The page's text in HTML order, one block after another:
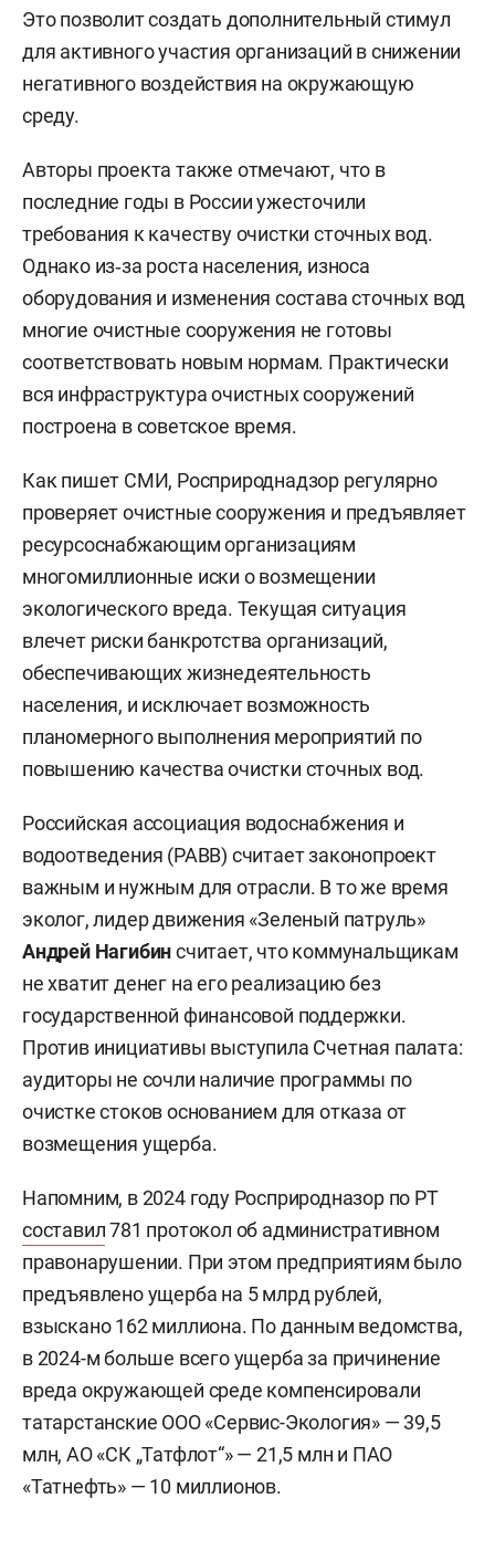
Это позволит создать дополнительный стимул
для активного участия организаций в снижении
негативного воздействия на окружающую
среду.
Авторы проекта также отмечают, что в
последние годы в России ужесточили
требования к качеству очистки сточных вод.
Однако из‑за роста населения, износа
оборудования и изменения состава сточных вод
многие очистные сооружения не готовы
соответствовать новым нормам. Практически
вся инфраструктура очистных сооружений
построена в советское время.
Как пишет СМИ, Росприроднадзор регулярно
проверяет очистные сооружения и предъявляет
ресурсоснабжающим организациям
многомиллионные иски о возмещении
экологического вреда. Текущая ситуация
влечет риски банкротства организаций,
обеспечивающих жизнедеятельность
населения, и исключает возможность
планомерного выполнения мероприятий по
повышению качества очистки сточных вод.
Российская ассоциация водоснабжения и
водоотведения (РАВВ) считает законопроект
важным и нужным для отрасли. В то же время
эколог, лидер движения «Зеленый патруль»
Андрей Нагибинсчитает, что коммунальщикам
не хватит денег на его реализацию без
государственной финансовой поддержки.
Против инициативы выступила Счетная палата:
аудиторы не сочли наличие программы по
очистке стоков основанием для отказа от
возмещения ущерба.
Напомним, в 2024 году Росприродназор по РТ
составил781 протокол об административном
правонарушении. При этом предприятиям было
предъявлено ущерба на 5 млрд рублей,
взыскано 162 миллиона. По данным ведомства,
в 2024-м больше всего ущерба за причинение
вреда окружающей среде компенсировали
татарстанские ООО «Сервис-Экология» — 39,5
млн, АО «СК „Татфлот“» — 21,5 млн и ПАО
«Татнефть» — 10 миллионов.